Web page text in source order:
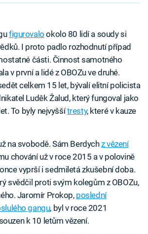
figurovalo okolo 80 lidí a soudy si
I proto padlo rozhodnutí případ
části. Činnost samotného
v první a lidé z OBOZu ve druhé.
celkem 15 let, bývalí elitní policista
Luděk Žalud, který fungoval jako
To byly nejvyššítresty, které v kauze
na svobodě. Sám Berdychz vězení
chování už v roce 2015 a v polovině
vyprší i sedmiletá zkušební doba.
svědčil proti svým kolegům z OBOZu,
Jaromír Prokop, poslední
gangu, byl v roce 2021
k 10 letům vězení.